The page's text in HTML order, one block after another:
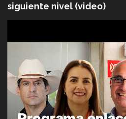
siguiente nivel (video)